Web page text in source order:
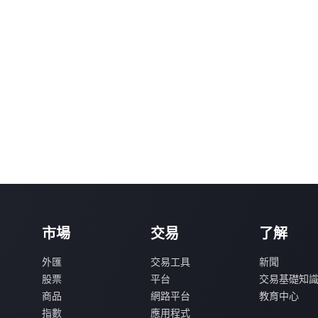
市場
外匯
股票
商品
指數
交易
交易工具
平台
網路平台
應用程式
了解
新聞
交易基礎知識
教育中心